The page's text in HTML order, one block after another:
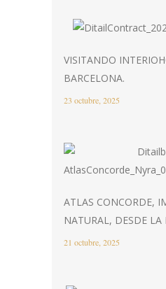
VISITANDO
BARCELONA.
23 octubre, 2025
ATLAS CONCORDE,
NATURAL, DESDE LA
21 octubre, 2025